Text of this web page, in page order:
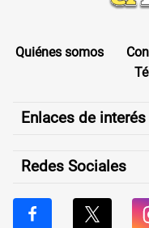
Quiénes somos
Enlaces de interés
Redes Sociales